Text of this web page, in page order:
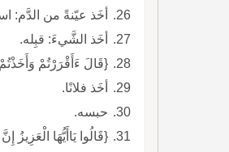
أخَذ عيّنةً من الدَّم:
أخَذ الشَّيءَ: قبِله.
{قَالَ ءَأَقْرَرْتُمْ
أخَذ فلانًا.
حبسه.
{قَالُوا يَاأَيُّهَا الْعَزِيزُ